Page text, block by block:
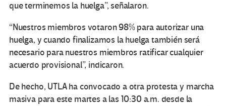
que terminemos la huelga”, señalaron.
“Nuestros miembros votaron 98% para autorizar una
huelga, y cuando finalizamos la huelga también será
necesario para nuestros miembros ratificar cualquier
acuerdo provisional”, indicaron.
De hecho, UTLA ha convocado a otra protesta y marcha
masiva para este martes a las 10:30 a.m. desde la